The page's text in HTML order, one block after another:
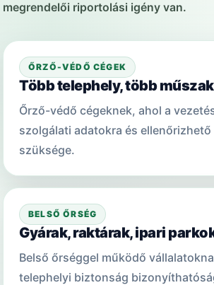
megrendelői riportolási igény van.
ŐRZŐ-VÉDŐ CÉGEK
Több telephely, több
Őrző-védő cégeknek, ahol a
szolgálati adatokra és
szüksége.
BELSŐ ŐRSÉG
Gyárak, raktárak, ipari
Belső őrséggel működő
telephelyi biztonság